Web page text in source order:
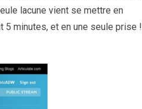
lacune vient se mettre en
5 minutes, et en une seule prise !